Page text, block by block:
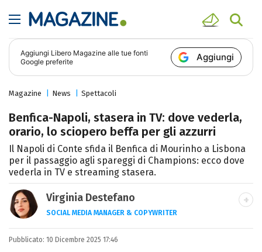
Aggiungi Libero Magazine alle tue fonti
Google preferite
Aggiungi
Magazine News Spettacoli
Benfica-Napoli, stasera in TV: dove vederla,
orario, lo sciopero beffa per gli azzurri
Il Napoli di Conte sfida il Benfica di Mourinho a Lisbona
per il passaggio agli spareggi di Champions: ecco dove
vederla in TV e streaming stasera.
Virginia Destefano
SOCIAL MEDIA MANAGER & COPYWRITER
Una passione smisurata per le serie TV.
Pubblicato: 10 Dicembre 2025 17:46